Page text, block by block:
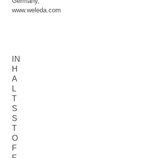
www.weleda.com
IN
H
A
L
T
S
S
T
O
F